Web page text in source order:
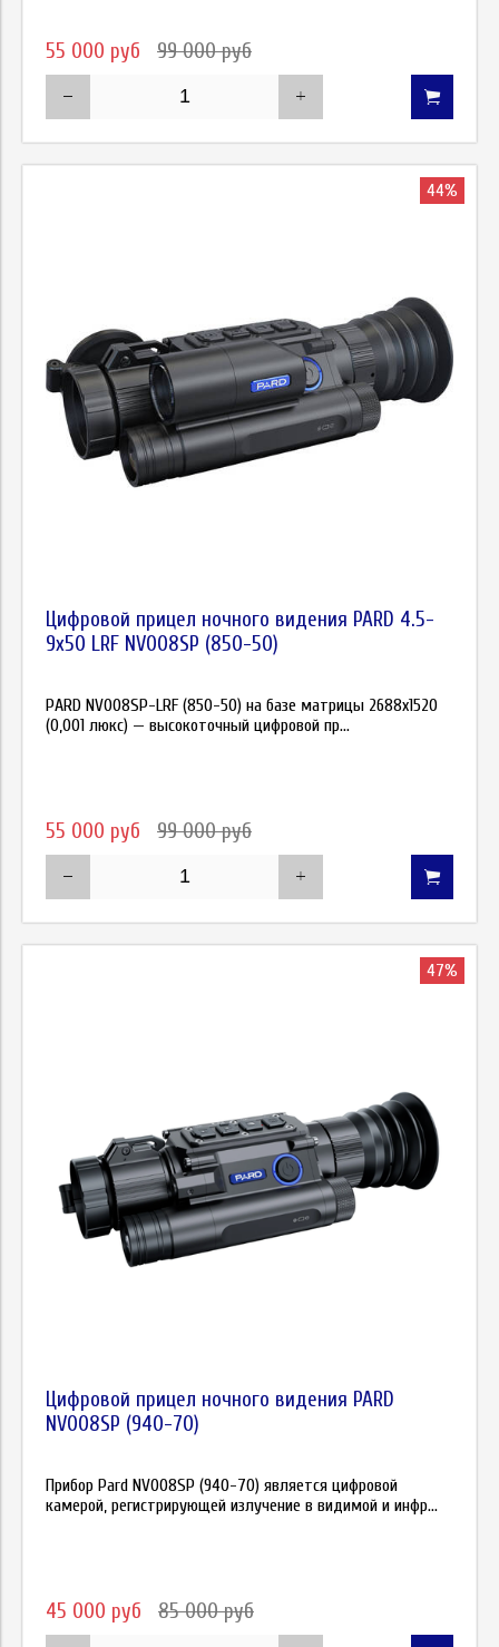
55 000 руб 99 000 руб
44%
Цифровой прицел ночного видения PARD 4.5-
9х50 LRF NV008SP (850-50)
PARD NV008SP-LRF (850-50) на базе матрицы 2688x1520
(0,001 люкс) — высокоточный цифровой пр...
55 000 руб 99 000 руб
47%
Цифровой прицел ночного видения PARD
NV008SP (940-70)
Прибор Pard NV008SP (940-70) является цифровой
камерой, регистрирующей излучение в видимой и инфр...
45 000 руб 85 000 руб